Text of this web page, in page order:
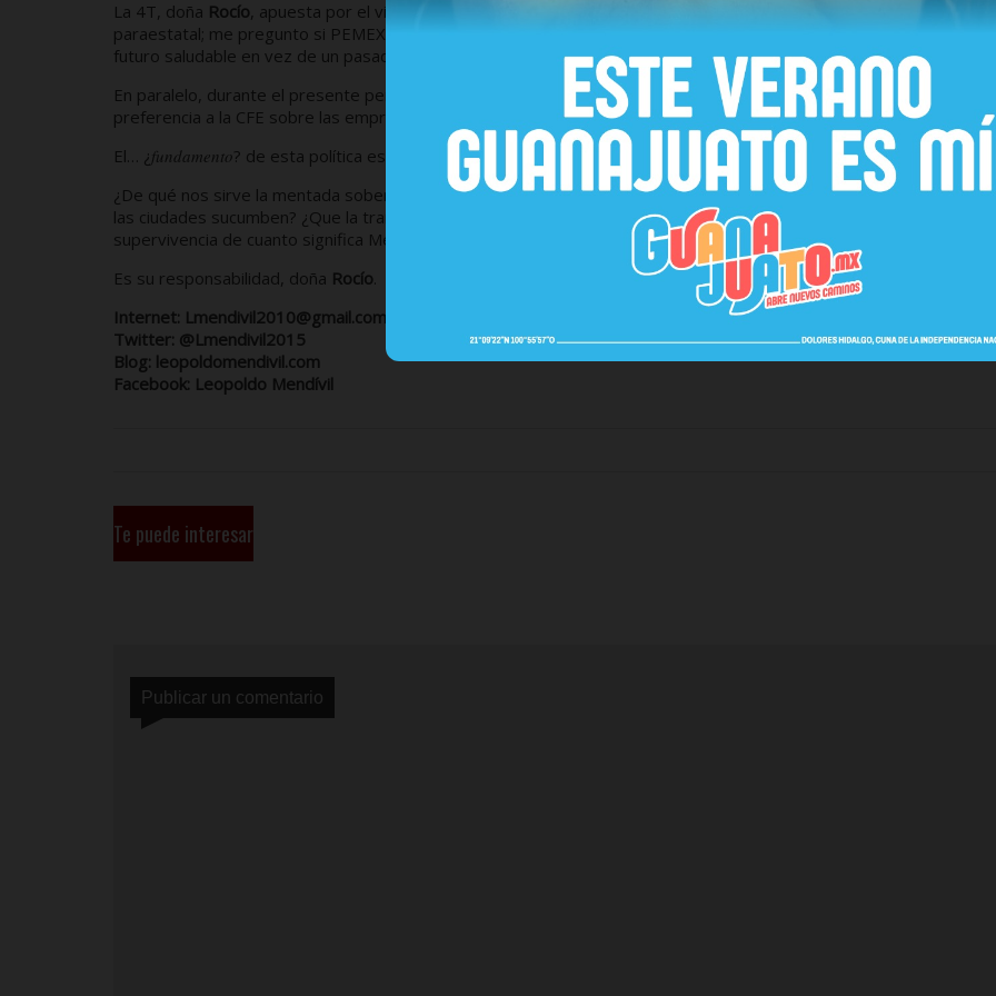
La 4T, doña Rocío, apuesta por el viejo PEMEX, en vez de hacer una transición en el modelo de negocio de la
paraestatal; me pregunto si PEMEX no resultaría más atractiva a los compradores de bonos si se orientara hacia un
futuro saludable en vez de un pasado amenazante.
En paralelo, durante el presente período legislativo se discutirán cambios legales para el sector eléctrico y así dar
preferencia a la CFE sobre las empresas de energías limpias radicadas en México.
El… ¿fundamento? de esta política es la soberanía energética; y con toda franqueza, me parece una visión
¿De qué nos sirve la mentada soberanía energética si nuestra gente muere, si la población pierde todos sus
las ciudades sucumben? ¿Que la transición energética cuesta mucho? Cuestión de sopesar el costo-beneficio de la
supervivencia de cuanto significa México…
Es su responsabilidad, doña Rocío.
Internet: Lmendivil2010@gmail.com
Twitter: @Lmendivil2015
Blog: leopoldomendivil.com
Facebook: Leopoldo Mendívil
Te puede interesar
Publicar un comentario